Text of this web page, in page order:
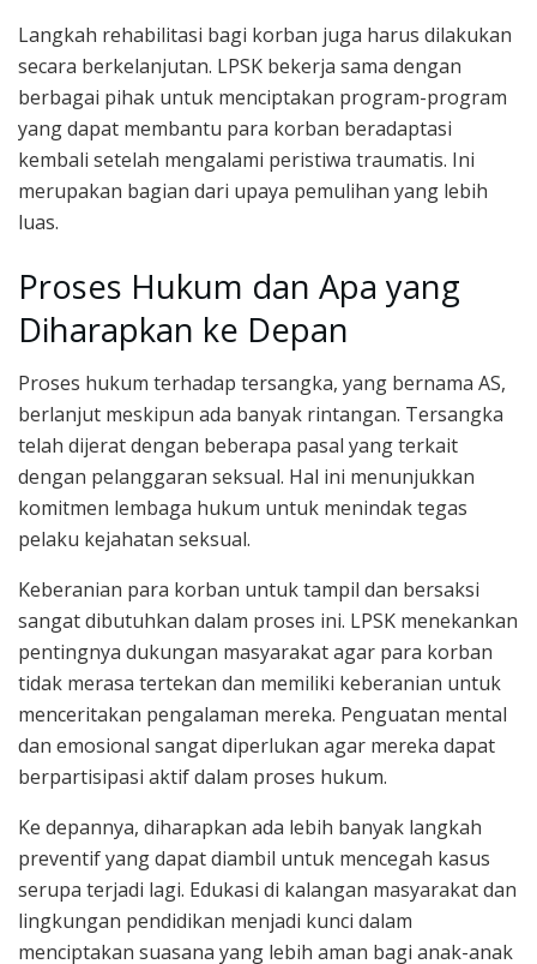
Langkah rehabilitasi bagi korban juga harus dilakukan
secara berkelanjutan. LPSK bekerja sama dengan
berbagai pihak untuk menciptakan program-program
yang dapat membantu para korban beradaptasi
kembali setelah mengalami peristiwa traumatis. Ini
merupakan bagian dari upaya pemulihan yang lebih
luas.
Proses Hukum dan Apa yang
Diharapkan ke Depan
Proses hukum terhadap tersangka, yang bernama AS,
berlanjut meskipun ada banyak rintangan. Tersangka
telah dijerat dengan beberapa pasal yang terkait
dengan pelanggaran seksual. Hal ini menunjukkan
komitmen lembaga hukum untuk menindak tegas
pelaku kejahatan seksual.
Keberanian para korban untuk tampil dan bersaksi
sangat dibutuhkan dalam proses ini. LPSK menekankan
pentingnya dukungan masyarakat agar para korban
tidak merasa tertekan dan memiliki keberanian untuk
menceritakan pengalaman mereka. Penguatan mental
dan emosional sangat diperlukan agar mereka dapat
berpartisipasi aktif dalam proses hukum.
Ke depannya, diharapkan ada lebih banyak langkah
preventif yang dapat diambil untuk mencegah kasus
serupa terjadi lagi. Edukasi di kalangan masyarakat dan
lingkungan pendidikan menjadi kunci dalam
menciptakan suasana yang lebih aman bagi anak-anak